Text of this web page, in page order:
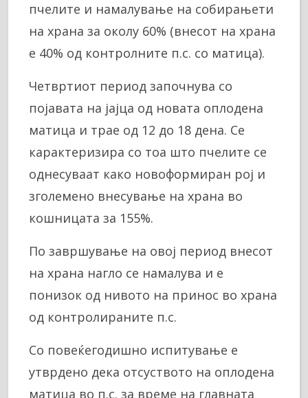
пчелите и намалување на собирањети
на храна за околу 60% (внесот на храна
е 40% од контролните п.с. со матица).
Четвртиот период започнува со
појавата на јајца од новата оплодена
матица и трае од 12 до 18 дена. Се
карактеризира со тоа што пчелите се
однесуваат како новоформиран рој и
зголемено внесување на храна во
кошницата за 155%.
По завршување на овој период внесот
на храна нагло се намалува и е
понизок од нивото на принос во храна
од контролираните п.с.
Со повеќегодишно испитување е
утврдено дека отсуството на оплодена
матица во п.с. за време на главната